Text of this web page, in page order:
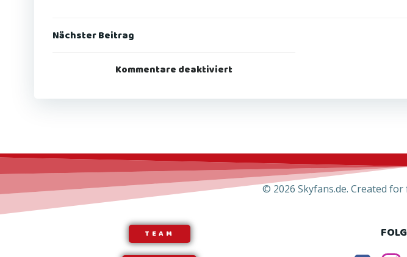
Post
navigation
Nächster Beitrag
Kommentare deaktiviert
© 2026 Skyfans.de. Created
TEAM